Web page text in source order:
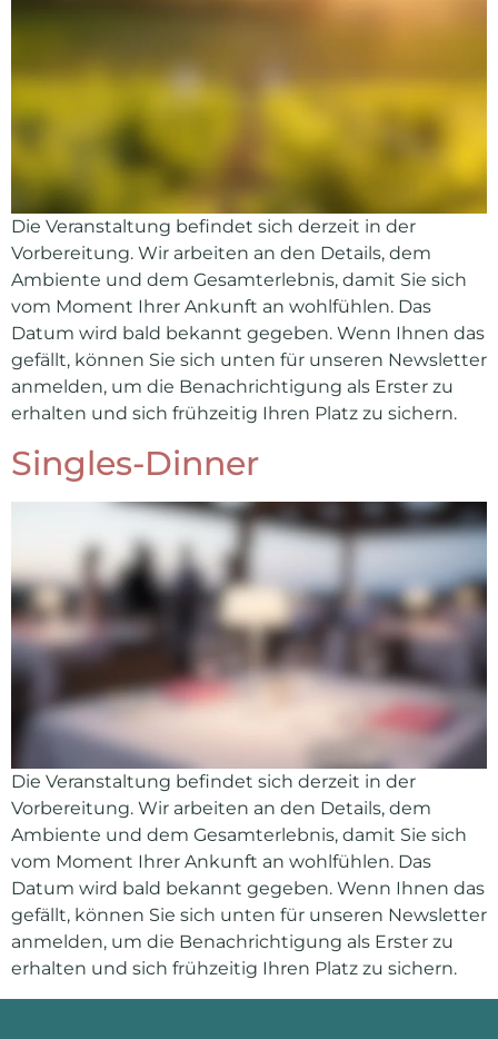
Die Veranstaltung befindet sich derzeit in der
Vorbereitung. Wir arbeiten an den Details, dem
Ambiente und dem Gesamterlebnis, damit Sie sich
vom Moment Ihrer Ankunft an wohlfühlen. Das
Datum wird bald bekannt gegeben. Wenn Ihnen das
gefällt, können Sie sich unten für unseren Newsletter
anmelden, um die Benachrichtigung als Erster zu
erhalten und sich frühzeitig Ihren Platz zu sichern.
Singles-Dinner
Die Veranstaltung befindet sich derzeit in der
Vorbereitung. Wir arbeiten an den Details, dem
Ambiente und dem Gesamterlebnis, damit Sie sich
vom Moment Ihrer Ankunft an wohlfühlen. Das
Datum wird bald bekannt gegeben. Wenn Ihnen das
gefällt, können Sie sich unten für unseren Newsletter
anmelden, um die Benachrichtigung als Erster zu
erhalten und sich frühzeitig Ihren Platz zu sichern.